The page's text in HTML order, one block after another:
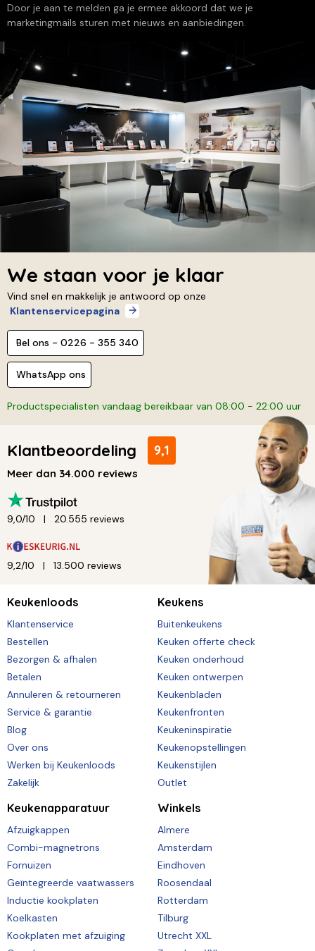
Door je aan te melden ga je ermee akkoord dat we je
marketingmails sturen met nieuws en aanbiedingen.
We staan voor je klaar
Vind snel en makkelijk je antwoord op onze
Klantenservicepagina
Bel ons - 0226 - 355 340
WhatsApp ons
Productspecialisten vandaag bereikbaar van 08:00 - 22:00 uur
Klantbeoordeling 9,1
Meer dan 34.000 reviews
9,0/10 20.555 reviews
9,2/10 13.500 reviews
Keukenloods
Klantenservice
Bestellen
Bezorgen & afhalen
Betalen
Annuleren & retourneren
Service & garantie
Blog
Over ons
Werken bij Keukenloods
Zakelijk
Keukens
Buitenkeukens
Keuken offerte check
Keuken onderhoud
Keuken ontwerpen
Keukenbladen
Keukenfronten
Keukeninspiratie
Keukenopstellingen
Keukenstijlen
Outlet
Keukenapparatuur
Afzuigkappen
Combi-magnetrons
Fornuizen
Geïntegreerde vaatwassers
Inductie kookplaten
Koelkasten
Kookplaten met afzuiging
Winkels
Almere
Amsterdam
Eindhoven
Roosendaal
Rotterdam
Tilburg
Utrecht XXL